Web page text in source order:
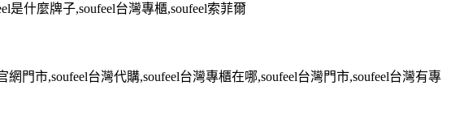
是什麼牌子,soufeel台灣專櫃,soufeel索菲爾
網門市,soufeel台灣代購,soufeel台灣專櫃在哪,soufeel台灣門市,soufeel台灣有專